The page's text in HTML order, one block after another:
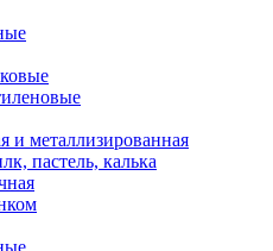
и металлизированная
пастель, калька